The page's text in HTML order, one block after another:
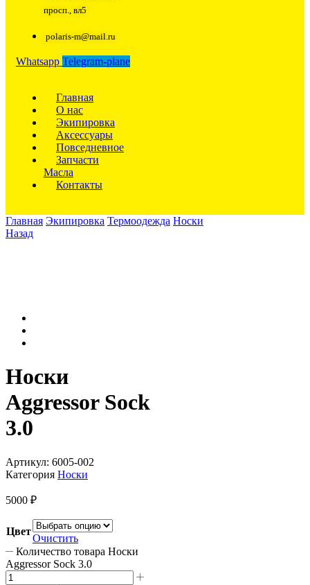
просп., вл5
polaris-m@mail.ru
Whatsapp Telegram-plane
Главная
О нас
Экипировка
Аксессуары
Повседневное
Запчасти
Масла
Контакты
Главная Экипировка Термоодежда Носки
Назад
Носки
Aggressor Sock
3.0
Артикул: 6005-002
Категория Носки
5000 ₽
Цвет
Очистить
Количество товара Носки
Aggressor Sock 3.0